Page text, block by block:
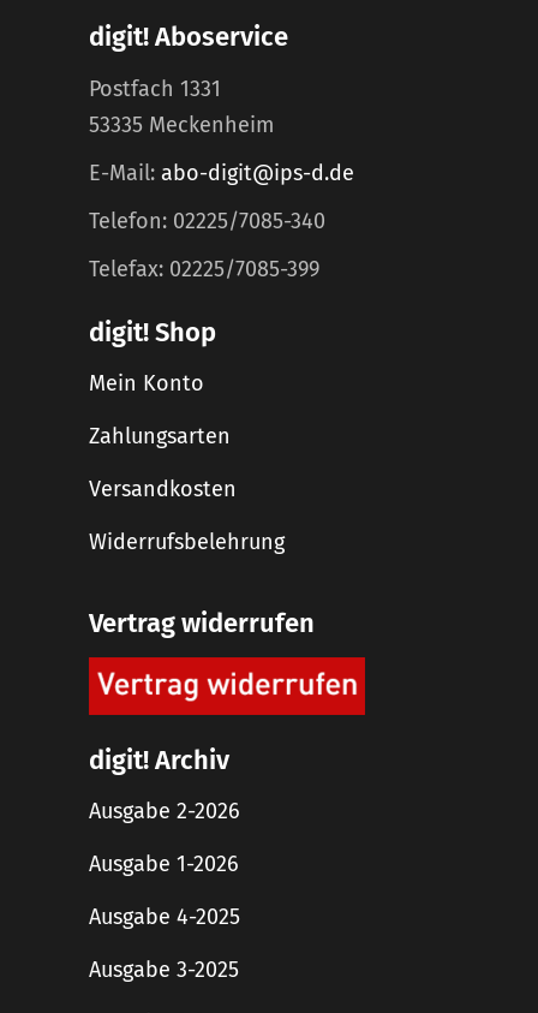
digit! Aboservice
Postfach 1331
53335 Meckenheim
E-Mail: abo-digit@ips-d.de
Telefon: 02225/7085-340
Telefax: 02225/7085-399
digit! Shop
Mein Konto
Zahlungsarten
Versandkosten
Widerrufsbelehrung
Vertrag widerrufen
digit! Archiv
Ausgabe 2-2026
Ausgabe 1-2026
Ausgabe 4-2025
Ausgabe 3-2025